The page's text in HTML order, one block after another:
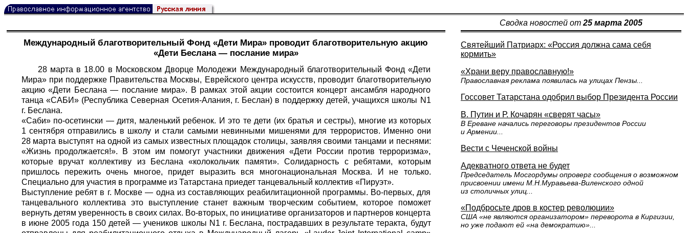
Сводка новостей от 25 марта 2005
Международный благотворительный Фонд «Дети Мира» проводит благотворительную акцию
«Дети Беслана — послание мира»
28 марта в 18.00 в Московском Дворце Молодежи Международный благотворительный Фонд «Дети
Мира» при поддержке Правительства Москвы, Еврейского центра искусств, проводит благотворительную
акцию «Дети Беслана — послание мира». В рамках этой акции состоится концерт ансамбля народного
танца «САБИ» (Республика Северная Осетия-Алания, г. Беслан) в поддержку детей, учащихся школы N1
г. Беслана.
«Саби» по-осетински — дитя, маленький ребенок. И это те дети (их братья и сестры), многие из которых
1 сентября отправились в школу и стали самыми невинными мишенями для террористов. Именно они
28 марта выступят на одной из самых известных площадок столицы, заявляя своими танцами и песнями:
«Жизнь продолжается!». В этом им помогут участники движения «Дети России против терроризма»,
которые вручат коллективу из Беслана «колокольчик памяти». Солидарность с ребятами, которым
пришлось пережить очень многое, придет выразить вся многонациональная Москва. И не только.
Специально для участия в программе из Татарстана приедет танцевальный коллектив «Пируэт».
Выступление ребят в г. Москве — одна из составляющих реабилитационной программы. Во-первых, для
танцевального коллектива это выступление станет важным творческим событием, которое поможет
вернуть детям уверенность в своих силах. Во-вторых, по инициативе организаторов и партнеров концерта
в июне 2005 года 150 детей — учеников школы N1 г. Беслана, пострадавших в результате теракта, будут
Святейший Патриарх: «Россия должна сама себя
кормить»
«Храни веру православную!»
Православная реклама появилась на улицах Пензы...
Госсовет Татарстана одобрил выбор Президента России
В. Путин и Р. Кочарян «сверят часы»
В Ереване начались переговоры президентов России
и Армении...
Вести с Чеченской войны
Адекватного ответа не будет
Председатель Мосгордумы опроверг сообщения о возможном
присвоении имени М.Н.Муравьева-Виленского одной
из столичных улиц...
«Подбросьте дров в костер революции»
США «не являются организатором» переворота в Киргизии,
но уже подают ей «на демократию»...